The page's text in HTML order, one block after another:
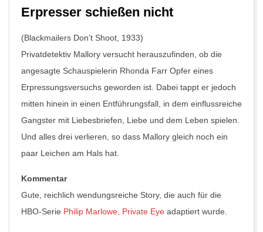
Erpresser schießen nicht
(Blackmailers Don’t Shoot, 1933)
Privatdetektiv Mallory versucht herauszufinden, ob die
angesagte Schauspielerin Rhonda Farr Opfer eines
Erpressungsversuchs geworden ist. Dabei tappt er jedoch
mitten hinein in einen Entführungsfall, in dem einflussreiche
Gangster mit Liebesbriefen, Liebe und dem Leben spielen.
Und alles drei verlieren, so dass Mallory gleich noch ein
paar Leichen am Hals hat.
Kommentar
Gute, reichlich wendungsreiche Story, die auch für die
HBO-Serie Philip Marlowe, Private Eye adaptiert wurde.